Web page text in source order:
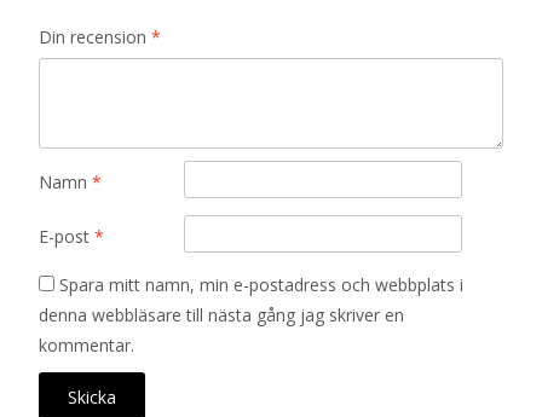
Din recension *
Namn *
E-post *
Spara mitt namn, min e-postadress och webbplats i
denna webbläsare till nästa gång jag skriver en
kommentar.